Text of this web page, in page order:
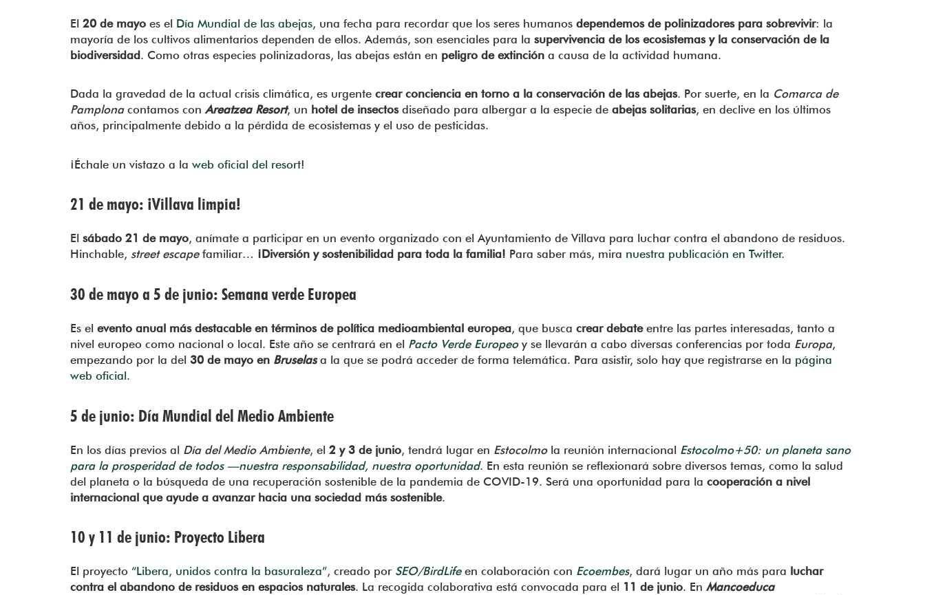
El 20 de mayo es el Día Mundial de las abejas, una fecha para recordar que los seres humanos dependemos de polinizadores para sobrevivir: la
mayoría de los cultivos alimentarios dependen de ellos. Además, son esenciales para la supervivencia de los ecosistemas y la conservación de la
biodiversidad. Como otras especies polinizadoras, las abejas están en peligro de extinción a causa de la actividad humana.
Dada la gravedad de la actual crisis climática, es urgente crear conciencia en torno a la conservación de las abejas. Por suerte, en la Comarca de
Pamplonacontamos conAreatzea Resort, un hotel de insectosdiseñado para albergar a la especie de abejas solitarias, en declive en los últimos
años, principalmente debido a la pérdida de ecosistemas y el uso de pesticidas.
¡Échale un vistazo a la web oficial del resort!
21 de mayo: ¡Villava limpia!
El sábado 21 de mayo, anímate a participar en un evento organizado con el Ayuntamiento de Villava para luchar contra el abandono de residuos.
Hinchable, street escapefamiliar… ¡Diversión y sostenibilidad para toda la familia! Para saber más, mira nuestra publicación en Twitter.
30 de mayo a 5 de junio: Semana verde Europea
Es el evento anual más destacable en términos de política medioambiental europea, que busca crear debateentre las partes interesadas, tanto a
nivel europeo como nacional o local. Este año se centrará en el Pacto Verde Europeoy se llevarán a cabo diversas conferencias por toda Europa,
empezando por la del 30 de mayo en Bruselasa la que se podrá acceder de forma telemática. Para asistir, solo hay que registrarse en la página
web oficial.
5 de junio: Día Mundial del Medio Ambiente
En los días previos al Día del Medio Ambiente, el 2 y 3 de junio, tendrá lugar en Estocolmo la reunión internacional Estocolmo+50: un planeta sano
para la prosperidad de todos —nuestra responsabilidad, nuestra oportunidad. En esta reunión se reflexionará sobre diversos temas, como la salud
del planeta o la búsqueda de una recuperación sostenible de la pandemia de COVID-19. Será una oportunidad para la cooperación a nivel
internacional que ayude a avanzar hacia una sociedad más sostenible.
10 y 11 de junio: Proyecto Libera
El proyecto “Libera, unidos contra la basuraleza”, creado por SEO/BirdLifeen colaboración con Ecoembes, dará lugar un año más para luchar
contra el abandono de residuos en espacios naturales. La recogida colaborativa está convocada para el 11 de junio. En Mancoeduca